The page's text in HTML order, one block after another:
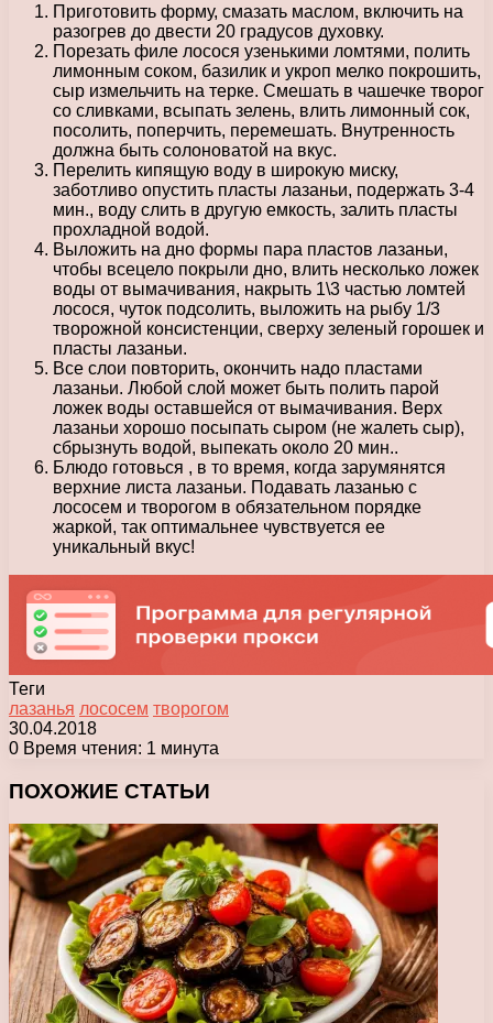
Приготовить форму, смазать маслом, включить на
разогрев до двести 20 градусов духовку.
Порезать филе лосося узенькими ломтями, полить
лимонным соком, базилик и укроп мелко покрошить,
сыр измельчить на терке. Смешать в чашечке творог
со сливками, всыпать зелень, влить лимонный сок,
посолить, поперчить, перемешать. Внутренность
должна быть солоноватой на вкус.
Перелить кипящую воду в широкую миску,
заботливо опустить пласты лазаньи, подержать 3-4
мин., воду слить в другую емкость, залить пласты
прохладной водой.
Выложить на дно формы пара пластов лазаньи,
чтобы всецело покрыли дно, влить несколько ложек
воды от вымачивания, накрыть 1\3 частью ломтей
лосося, чуток подсолить, выложить на рыбу 1/3
творожной консистенции, сверху зеленый горошек и
пласты лазаньи.
Все слои повторить, окончить надо пластами
лазаньи. Любой слой может быть полить парой
ложек воды оставшейся от вымачивания. Верх
лазаньи хорошо посыпать сыром (не жалеть сыр),
сбрызнуть водой, выпекать около 20 мин..
Блюдо готовься , в то время, когда зарумянятся
верхние листа лазаньи. Подавать лазанью с
лососем и творогом в обязательном порядке
жаркой, так оптимальнее чувствуется ее
уникальный вкус!
Теги
лазанья лососем творогом
30.04.2018
0 Время чтения: 1 минута
ПОХОЖИЕ СТАТЬИ